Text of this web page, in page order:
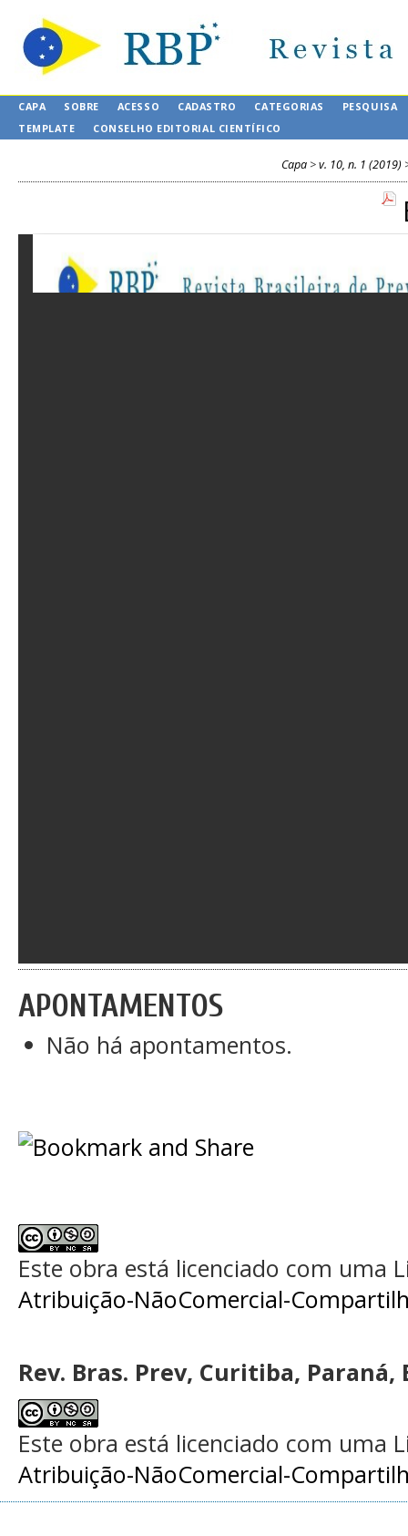
CAPA SOBRE ACESSO CADASTRO CATEGORIAS
PESQUISA
TEMPLATE
CONSELHO EDITORIAL CIENTÍFICO
Capa >v. 10, n. 1 (2019)
APONTAMENTOS
Não há apontamentos.
Este obra está licenciado com uma
Atribuição-NãoComercial-
Rev. Bras. Prev, Curitiba, Paraná,
Este obra está licenciado com uma
Atribuição-NãoComercial-